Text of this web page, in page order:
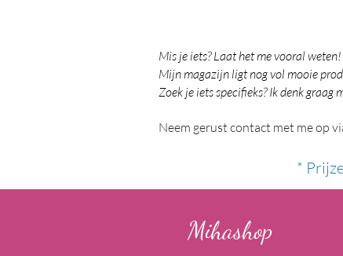
Mis je iets? Laat het me vooral
Mijn magazijn ligt nog vol mooie
Zoek je iets specifieks? Ik denk graag
Neem gerust contact met me op
*
Mihashop